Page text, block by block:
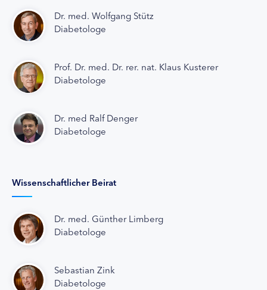
Dr. med. Wolfgang Stütz
Diabetologe
Prof. Dr. med. Dr. rer. nat. Klaus Kusterer
Diabetologe
Dr. med Ralf Denger
Diabetologe
Wissenschaftlicher Beirat
Dr. med. Günther Limberg
Diabetologe
Sebastian Zink
Diabetologe